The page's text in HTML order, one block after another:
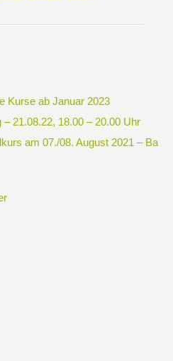
Kurse ab Januar 2023
21.08.22, 18.00 – 20.00 Uhr
am 07./08. August 2021 – Ba